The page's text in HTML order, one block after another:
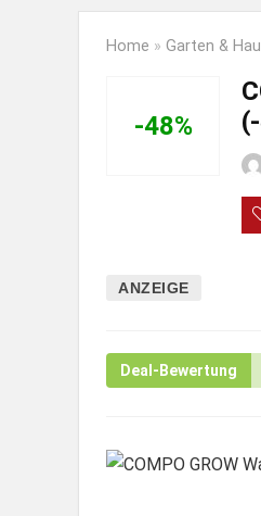
Home » Garten &
-48%
ANZEIGE
Deal-Bewertung